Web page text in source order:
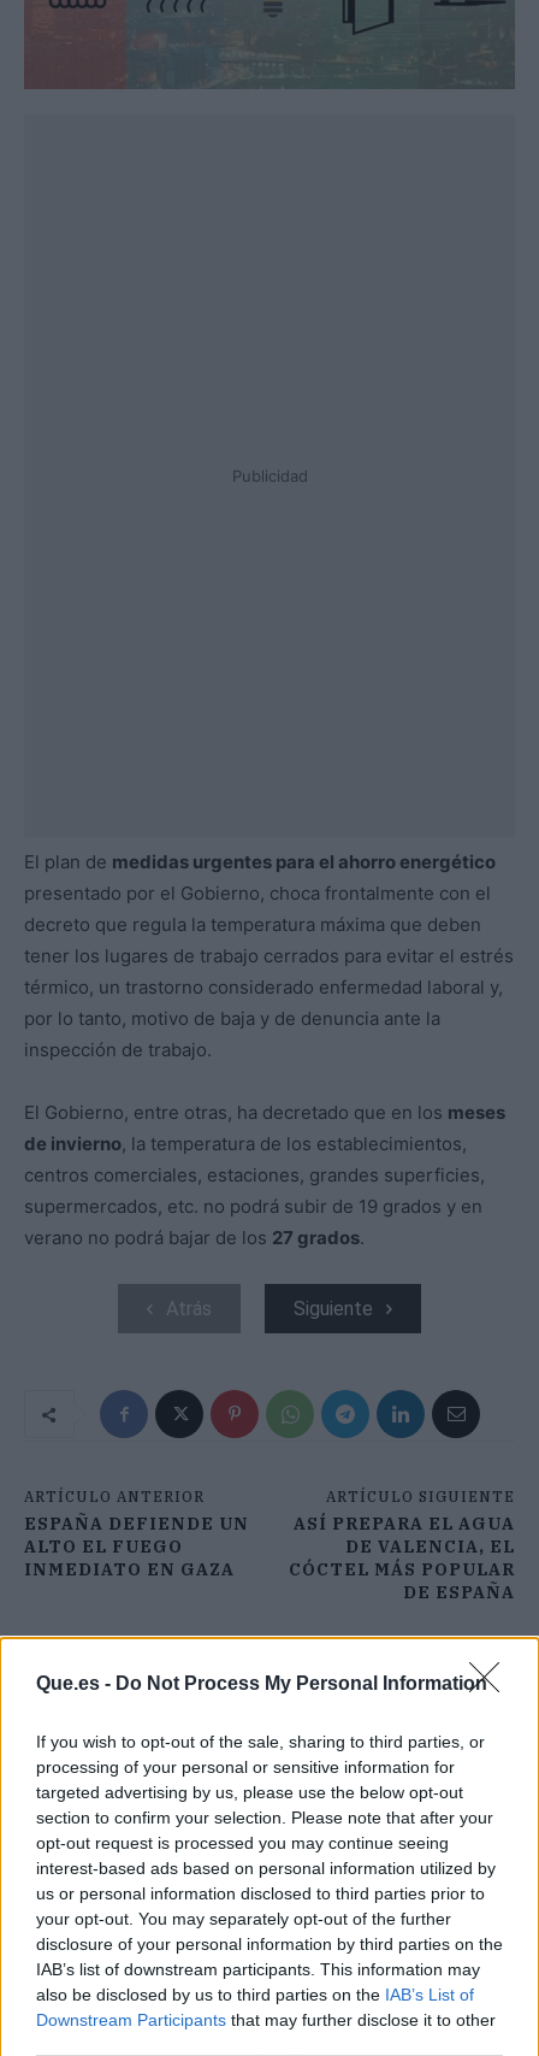
Que.es - Do Not Process My Personal Information
If you wish to opt-out of the sale, sharing to third parties, or
processing of your personal or sensitive information for
targeted advertising by us, please use the below opt-out
section to confirm your selection. Please note that after your
opt-out request is processed you may continue seeing
interest-based ads based on personal information utilized by
us or personal information disclosed to third parties prior to
your opt-out. You may separately opt-out of the further
disclosure of your personal information by third parties on the
IAB’s list of downstream participants. This information may
also be disclosed by us to third parties on the IAB’s List of
Downstream Participants that may further disclose it to other
Publicidad
El plan de medidas urgentes para el ahorro energético
presentado por el Gobierno, choca frontalmente con el
decreto que regula la temperatura máxima que deben
tener los lugares de trabajo cerrados para evitar el estrés
térmico, un trastorno considerado enfermedad laboral y,
por lo tanto, motivo de baja y de denuncia ante la
inspección de trabajo.
El Gobierno, entre otras, ha decretado que en los meses
de invierno, la temperatura de los establecimientos,
centros comerciales, estaciones, grandes superficies,
supermercados, etc. no podrá subir de 19 grados y en
verano no podrá bajar de los 27 grados.
Atrás Siguiente
ARTÍCULO ANTERIOR
ESPAÑA DEFIENDE UN
ALTO EL FUEGO
INMEDIATO EN GAZA
ARTÍCULO SIGUIENTE
ASÍ PREPARA EL AGUA
DE VALENCIA, EL
CÓCTEL MÁS POPULAR
DE ESPAÑA